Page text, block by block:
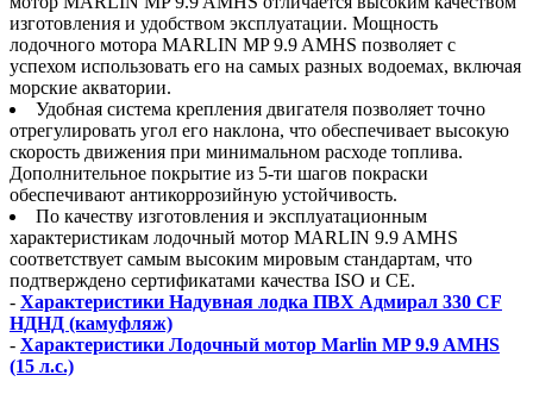
изготовления и удобством эксплуатации. Мощность
лодочного мотора MARLIN MP 9.9 AMHS позволяет с
успехом использовать его на самых разных водоемах, включая
морские акватории.
Удобная система крепления двигателя позволяет точно
отрегулировать угол его наклона, что обеспечивает высокую
скорость движения при минимальном расходе топлива.
Дополнительное покрытие из 5-ти шагов покраски
обеспечивают антикоррозийную устойчивость.
По качеству изготовления и эксплуатационным
характеристикам лодочный мотор MARLIN 9.9 AMHS
соответствует самым высоким мировым стандартам, что
подтверждено сертификатами качества ISO и CE.
- Характеристики Надувная лодка ПВХ Адмирал 330 CF
НДНД (камуфляж)
- Характеристики Лодочный мотор Marlin MP 9.9 AMHS
(15 л.с.)